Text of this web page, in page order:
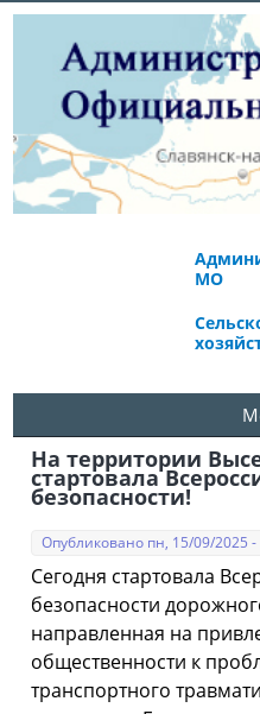
МО
На территории
стартовала
безопасности!
Опубликовано пн, 15/09/2025
Сегодня стартовала
безопасности
направленная на
общественности к
транспортного